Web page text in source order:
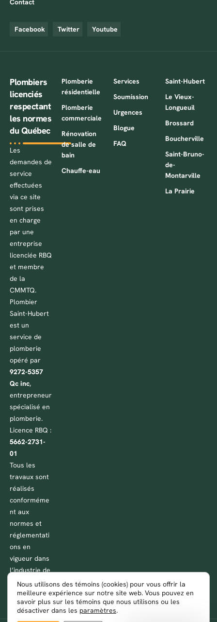
Contact
Facebook Twitter Youtube
Plombiers
licenciés
respectant
les normes
du Québec
Les
demandes de
service
effectuées
via ce site
sont prises
en charge
par une
entreprise
licenciée RBQ
et membre
de la
CMMTQ.
Plombier
Saint-Hubert
est un
service de
plomberie
opéré par
9272-5357
Qc inc,
entrepreneur
spécialisé en
plomberie.
Licence RBQ :
5662-2731-
01
Tous les
travaux sont
réalisés
conforméme
nt aux
normes et
réglementati
ons en
vigueur dans
l’industrie de
la plomberie
au Québec.
Plomberie
résidentielle
Plomberie
commerciale
Rénovation
de salle de
bain
Chauffe-eau
Services
Soumission
Urgences
Blogue
FAQ
Saint-Hubert
Le Vieux-
Longueuil
Brossard
Boucherville
Saint-Bruno-
de-
Montarville
La Prairie
Nous utilisons des témoins (cookies) pour vous offrir la
meilleure expérience sur notre site web. Vous pouvez en
savoir plus sur les témoins que nous utilisons ou les
désactiver dans les paramètres.